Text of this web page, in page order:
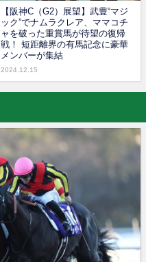
【阪神C（G2）展望】武豊“マジ
ック”でナムラクレア、ママコチ
ャを破った重賞馬が待望の復帰
戦！ 短距離界の有馬記念に豪華
メンバーが集結
2024.12.15